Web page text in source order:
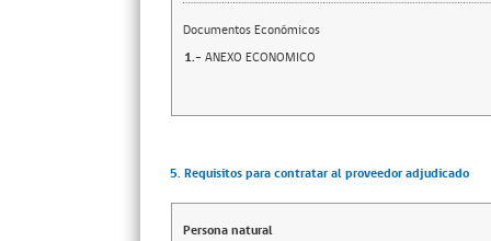
Documentos Económicos
1.- ANEXO ECONOMICO
5. Requisitos para contratar al proveedor adjudicado
Persona natural